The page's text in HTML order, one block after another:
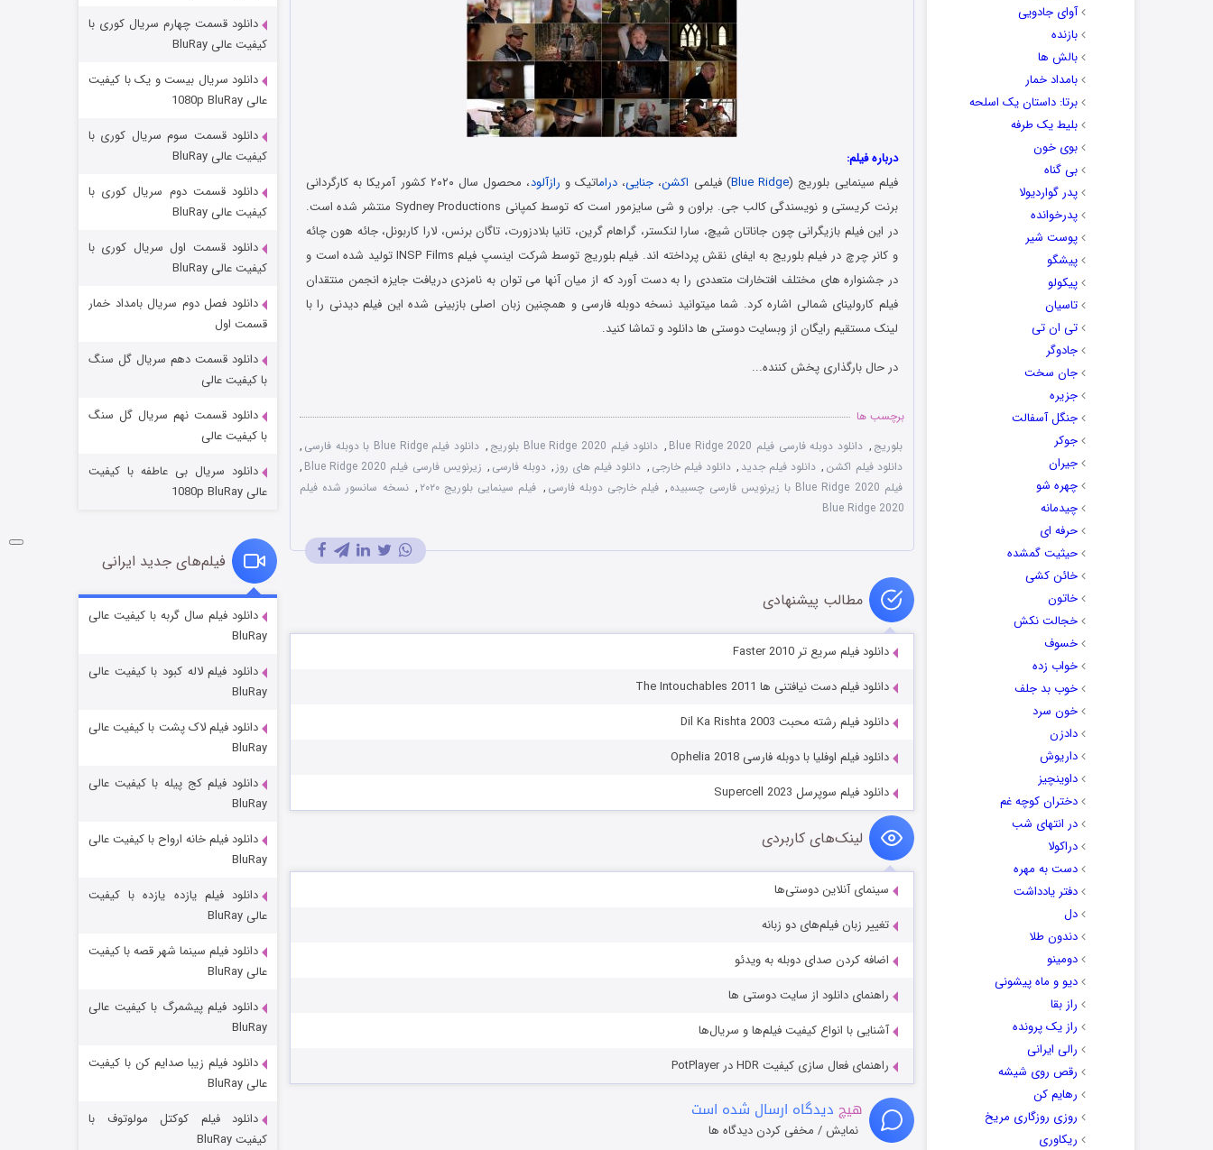
آوای جادویی
بازنده
بالش ها
بامداد خمار
برتا: داستان یک اسلحه
بلیط یک‌‌ طرفه
بوی خون
بی گناه
پدر گواردیولا
پدرخوانده
پوست شیر
پیشگو
پیکولو
تاسیان
تی ان تی
جادوگر
جان سخت
جزیره
جنگل آسفالت
جوکر
جیران
چهره شو
چیدمانه
حرفه ای
حیثیت گمشده
خائن کشی
خاتون
خجالت نکش
خسوف
خواب زده
خوب بد جلف
خون سرد
دادزن
داریوش
داوینچیز
دختران کوچه غم
در انتهای شب
دراکولا
دست به مهره
دفتر یادداشت
دل
دندون طلا
دومینو
دیو و ماه پیشونی
راز بقا
راز یک پرونده
رالی ایرانی
رقص روی شیشه
رهایم کن
روزی روزگاری مریخ
ریکاوری
درباره فیلم:
فیلم سینمایی بلوریج (Blue Ridge) فیلمی اکشن، جنایی،دراماتیک و رازآلود
، محصول سال ۲۰۲۰ کشور آمریکا به کارگردانی
برنت کریستی و نویسندگی کالب جی. براون و شی سایزمور است که توسط کمپانی Sydney Productions منتشر شده است.
در این فیلم بازیگرانی چون جاناتان شیچ، سارا لنکستر، گراهام گرین، تانیا بلادزورت، تاگان برنس، لارا کاربونل، جائه هون چائه
و کانر چرچ در فیلم بلوریج به ایفای نقش پرداخته ‌اند. فیلم بلوریج توسط شرکت اینسپ فیلم INSP Films تولید شده است و
در جشنواره‌ ‌های مختلف افتخارات متعددی را به دست آورد که از میان آنها می ‌توان به نامزدی دریافت جایزه انجمن منتقدان
فیلم کارولینای شمالی اشاره کرد. شما میتوانید نسخه دوبله فارسی و همچنین زبان اصلی بازبینی شده این فیلم دیدنی را با
لینک مستقیم رایگان از وبسایت دوستی ها دانلود و تماشا کنید.
در حال بارگذاری پخش کننده...
برچسب ها
بلوریج , دانلود دوبله فارسی فیلم Blue Ridge 2020 , دانلود فیلم Blue Ridge 2020 بلوریج , دانلود فیلم Blue Ridge با دوبله فارسی
,
دانلود فیلم اکشن , دانلود فیلم جدید , دانلود فیلم خارجی , دانلود فیلم های روز , دوبله فارسی , زیرنویس فارسی فیلم Blue Ridge 2020
,
فیلم Blue Ridge 2020 با زیرنویس فارسی چسبیده
, فیلم خارجی دوبله فارسی , فیلم سینمایی بلوریج ۲۰۲۰ , نسخه سانسور شده فیلم
Blue Ridge 2020
مطالب پیشنهادی
دانلود فیلم سریع تر Faster 2010
دانلود فیلم دست نیافتنی‌ ها The Intouchables 2011
دانلود فیلم رشته محبت Dil Ka Rishta 2003
دانلود فیلم اوفلیا با دوبله فارسی Ophelia 2018
دانلود فیلم سوپرسل Supercell 2023
لینک‌های کاربردی
سینمای آنلاین دوستی‌ها
تغییر زبان فیلم‌های دو زبانه
اضافه کردن صدای دوبله به ویدئو
راهنمای دانلود از سایت دوستی ها
آشنایی با انواع کیفیت فیلم‌ها و سریال‌ها
راهنمای فعال سازی کیفیت HDR در PotPlayer
هیچ دیدگاه ارسال شده است
نمایش / مخفی کردن دیدگاه ها
مردگان متحرک: شهر مرده ۳
شکست استوارت در نجات جهان
قسمت ۷ (زیرنویس) منتشر شد
شوگر فصل ۲
قسمت
خاندان اژدها فصل ۳
جادوگری در مغولستان
دانلود قسمت چهارم سریال کوری با
کیفیت عالی BluRay
دانلود سریال بیست و یک با کیفیت
عالی 1080p BluRay
دانلود قسمت سوم سریال کوری با
کیفیت عالی BluRay
دانلود قسمت دوم سریال کوری با
کیفیت عالی BluRay
دانلود قسمت اول سریال کوری با
کیفیت عالی BluRay
دانلود فصل دوم سریال بامداد خمار
قسمت اول
دانلود قسمت دهم سریال گل سنگ
با کیفیت عالی
دانلود قسمت نهم سریال گل سنگ
با کیفیت عالی
دانلود سریال بی عاطفه با کیفیت
عالی 1080p BluRay
فیلم‌های جدید ایرانی
دانلود فیلم سال گربه با کیفیت عالی
BluRay
دانلود فیلم لاله کبود با کیفیت عالی
BluRay
دانلود فیلم لاک پشت با کیفیت عالی
BluRay
دانلود فیلم کج‌ پیله با کیفیت عالی
BluRay
دانلود فیلم خانه ارواح با کیفیت عالی
BluRay
دانلود فیلم یازده یازده با کیفیت
عالی BluRay
دانلود فیلم سینما شهر قصه با کیفیت
عالی BluRay
دانلود فیلم پیشمرگ با کیفیت عالی
BluRay
دانلود فیلم زیبا صدایم کن با کیفیت
عالی BluRay
دانلود فیلم کوکتل مولوتوف با
کیفیت BluRay